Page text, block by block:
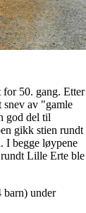
for 50. gang. Etter
snev av "gamle
god del til
gikk stien rundt
I begge løypene
rundt Lille Erte ble
barn) under